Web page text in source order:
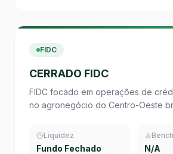
FIDC
CERRADO FIDC
FIDC focado em operações de
no agronegócio do Centro-Oeste
Liquidez
Fundo Fechado N/A